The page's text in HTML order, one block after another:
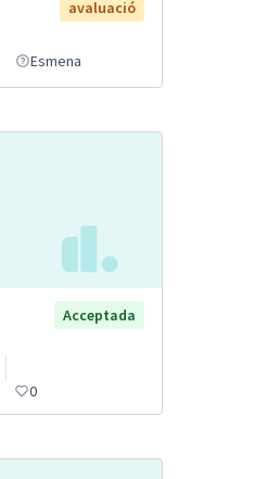
avaluació
Esmena
Acceptada
0